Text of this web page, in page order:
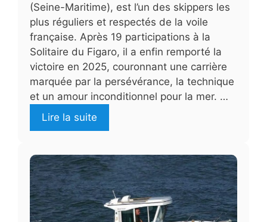
(Seine-Maritime), est l’un des skippers les
plus réguliers et respectés de la voile
française. Après 19 participations à la
Solitaire du Figaro, il a enfin remporté la
victoire en 2025, couronnant une carrière
marquée par la persévérance, la technique
et un amour inconditionnel pour la mer. …
Lire la suite